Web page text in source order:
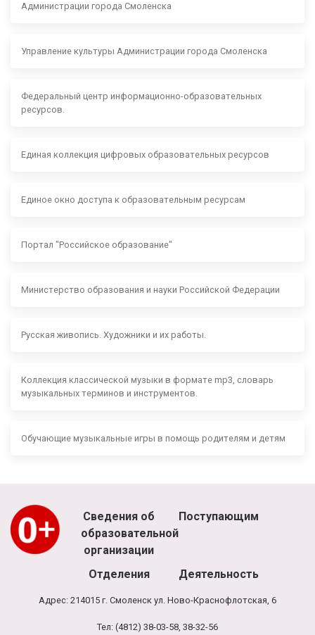
Администрации города Смоленска
Управление культуры Администрации города Смоленска
Федеральный центр информационно-образовательных
ресурсов.
Единая коллекция цифровых образовательных ресурсов
Единое окно доступа к образовательным ресурсам
Портал "Российское образование"
Министерство образования и науки Российской Федерации
Русская живопись. Художники и их работы.
Коллекция классической музыки в формате mp3, словарь
музыкальных терминов и инструментов.
Обучающие музыкальные игры в помощь родителям и детям
Сведения об
образовательной
организации
Поступающим
Отделения Деятельность
Адрес: 214015 г. Смоленск ул. Ново-Краснофлотская, 6
Тел: (4812) 38-03-58, 38-32-56